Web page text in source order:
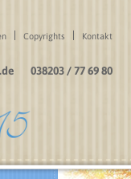
Kontakt
Copyrights
038203 / 77 69 80